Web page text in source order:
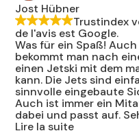
Jost Hübner
Trustindex
de l'avis est Google.
Was für ein Spaß!
bekommt man nach
einen Jetski mit dem
kann. Die Jets sind
sinnvolle eingebaute
Auch ist immer ein
dabei und passt auf.
Lire la suite